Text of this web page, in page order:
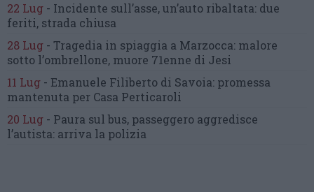
22 Lug - Incidente sull’asse, un’auto ribaltata: due
feriti, strada chiusa
28 Lug - Tragedia in spiaggia a Marzocca: malore
sotto l’ombrellone, muore 71enne di Jesi
11 Lug - Emanuele Filiberto di Savoia: promessa
mantenuta per Casa Perticaroli
20 Lug - Paura sul bus, passeggero aggredisce
l’autista: arriva la polizia